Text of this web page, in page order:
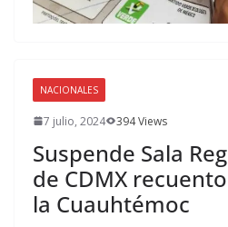
NACIONALES
7 julio, 2024 394 Views
Suspende Sala
de CDMX
la Cuauhtémoc